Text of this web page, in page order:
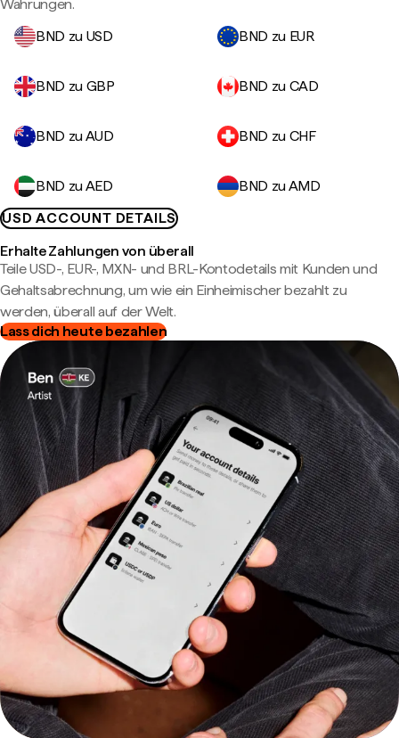
Währungen.
BND zu USD
BND zu EUR
BND zu GBP BND zu CAD
BND zu AUD BND zu CHF
BND zu AED
BND zu AMD
USD ACCOUNT DETAILS
Erhalte Zahlungen von überall
Teile USD-, EUR-, MXN- und BRL-Kontodetails mit Kunden und
Gehaltsabrechnung, um wie ein Einheimischer bezahlt zu
werden, überall auf der Welt.
Lass dich heute bezahlen